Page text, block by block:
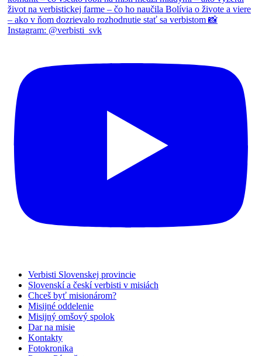
Verbisti Slovenskej provincie
Slovenskí a českí verbisti v misiách
Chceš byť misionárom?
Misijné oddelenie
Misijný omšový spolok
Dar na misie
Kontakty
Fotokronika